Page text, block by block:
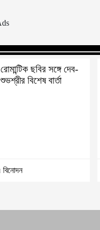
রোমান্টিক ছবির সঙ্গে দেব-
শুভশ্রীর বিশেষ বার্তা
বিনোদন